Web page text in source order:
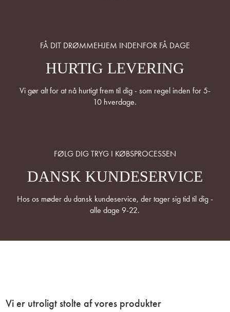
FÅ DIT DRØMMEHJEM INDENFOR FÅ DAGE
HURTIG LEVERING
Vi gør alt for at nå hurtigt frem til dig - som regel inden for 5-
10 hverdage.
FØLG DIG TRYG I KØBSPROCESSEN
DANSK KUNDESERVICE
Hos os møder du dansk kundeservice, der tager sig tid til dig -
alle dage 9-22.
Vi er utroligt stolte af vores produkter